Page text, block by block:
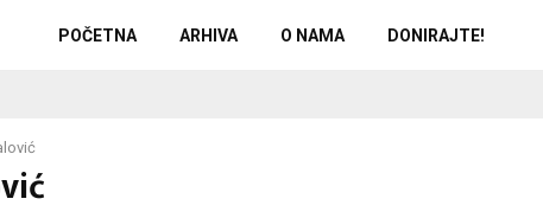
POČETNA ARHIVA O NAMA DONIRAJTE!